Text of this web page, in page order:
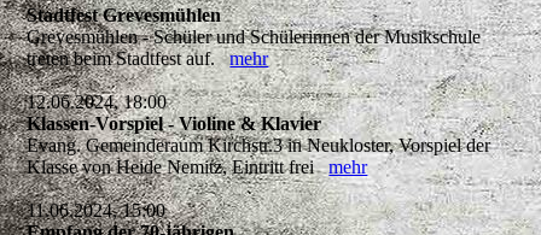
Stadtfest Grevesmühlen
Grevesmühlen - Schüler und Schülerinnen der Musikschule
treten beim Stadtfest auf.mehr
12.06.2024, 18:00
Klassen-Vorspiel - Violine & Klavier
Evang. Gemeinderaum Kirchstr.3 in Neukloster, Vorspiel der
Klasse von Heide Nemitz, Eintritt freimehr
11.06.2024, 15:00